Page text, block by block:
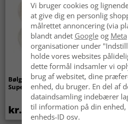
Bølget ryatæppe - Aranga
Super Soft Fur (beige)
kr.369
Arlo
Vi bruger cookies og
at give dig en personlig
målrettet annoncering (via
blandt andet Googleog Meta
organisationer under
holde vores websites
dette formål indsamler vi
brug af websitet, dine
enhed, du bruger. En del af
dataindsamling indebærer
til information på din enhed,
enheds-ID osv.